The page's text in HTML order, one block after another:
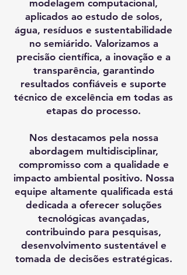
modelagem computacional,
aplicados ao estudo de solos,
água, resíduos e sustentabilidade
no semiárido. Valorizamos a
precisão científica, a inovação e a
transparência, garantindo
resultados confiáveis e suporte
técnico de excelência em todas as
etapas do processo.
Nos destacamos pela nossa
abordagem multidisciplinar,
compromisso com a qualidade e
impacto ambiental positivo. Nossa
equipe altamente qualificada está
dedicada a oferecer soluções
tecnológicas avançadas,
contribuindo para pesquisas,
desenvolvimento sustentável e
tomada de decisões estratégicas.